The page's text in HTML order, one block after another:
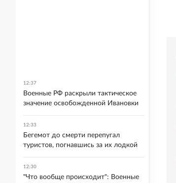
12:37
Военные РФ раскрыли тактическое
значение освобожденной Ивановки
12:33
Бегемот до смерти перепугал
туристов, погнавшись за их лодкой
12:30
"Что вообще происходит": Военные